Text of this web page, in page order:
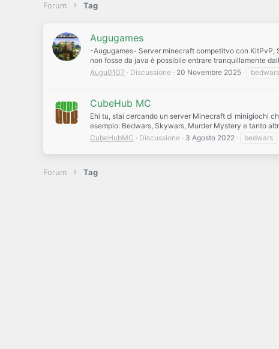
Forum Tag
Augugames
-Augugames- Server minecraft competitvo con KitPvP,
non fosse da java è possibile entrare tranquillamente
Augu0107
Discussione 20 Novembre 2025 bedwars
CubeHub MC
Ehi tu, stai cercando un server Minecraft di minigiochi
esempio: Bedwars, Skywars, Murder Mystery e tanto
CubeHubMC
Discussione 3 Agosto 2022 bedwars
Forum Tag